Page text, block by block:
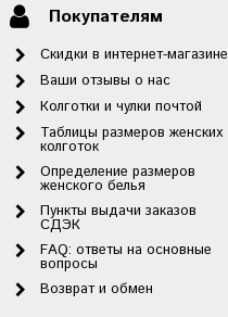
Покупателям
Скидки в интернет-магазине
Ваши отзывы о нас
Колготки и чулки почтой
Таблицы размеров женских
колготок
Определение размеров
женского белья
Пункты выдачи заказов
СДЭК
FAQ: ответы на основные
вопросы
Возврат и обмен